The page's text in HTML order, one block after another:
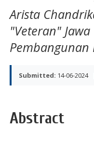
Arista
"Veteran"
Pembangunan
Submitted: 14-06-2024
Abstract